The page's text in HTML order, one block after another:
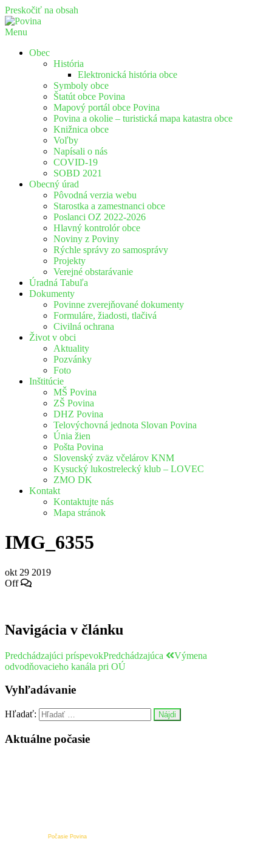
Preskočiť na obsah
Menu
Obec
História
Elektronická história obce
Symboly obce
Štatút obce Povina
Mapový portál obce Povina
Povina a okolie – turistická mapa katastra obce
Knižnica obce
Voľby
Napísali o nás
COVID-19
SOBD 2021
Obecný úrad
Pôvodná verzia webu
Starostka a zamestnanci obce
Poslanci OZ 2022-2026
Hlavný kontrolór obce
Noviny z Poviny
Rýchle správy zo samosprávy
Projekty
Verejné obstarávanie
Úradná Tabuľa
Dokumenty
Povinne zverejňované dokumenty
Formuláre, žiadosti, tlačivá
Civilná ochrana
Život v obci
Aktuality
Pozvánky
Foto
Inštitúcie
MŠ Povina
ZŠ Povina
DHZ Povina
Telovýchovná jednota Slovan Povina
Únia žien
Pošta Povina
Slovenský zväz včelárov KNM
Kysucký lukostrelecký klub – LOVEC
ZMO DK
Kontakt
Kontaktujte nás
Mapa stránok
IMG_6355
okt 29 2019
Off
Navigácia v článku
Predchádzajúci príspevokPredchádzajúca
Výmena
odvodňovacieho kanála pri OÚ
Vyhľadávanie
Hľadať:
Aktuálne počasie
Počasie Povina